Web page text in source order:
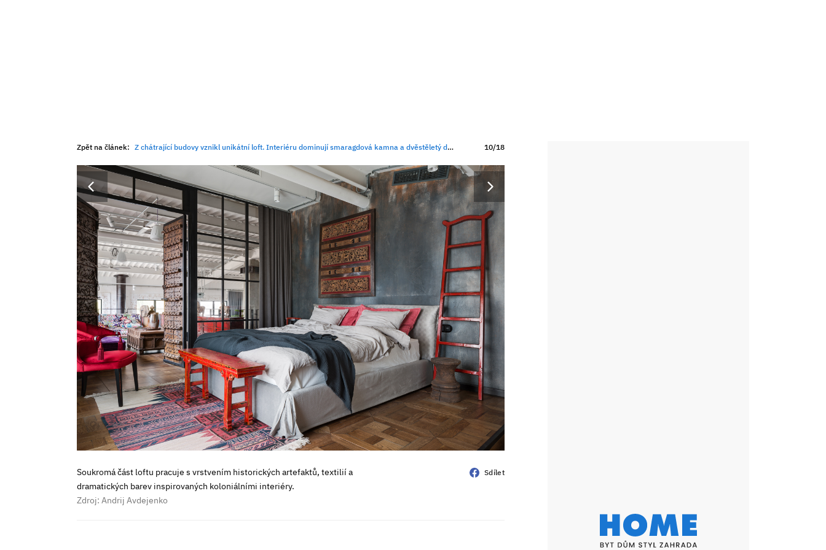
Zpět na článek: Z chátrající budovy vznikl unikátní loft. Interiéru dominují smaragdová kamna a dvěstěletý dřevěný koník 10/18
Soukromá část loftu pracuje s vrstvením historických artefaktů, textilií a
dramatických barev inspirovaných koloniálními interiéry.
Zdroj: Andrij Avdejenko
Sdílet